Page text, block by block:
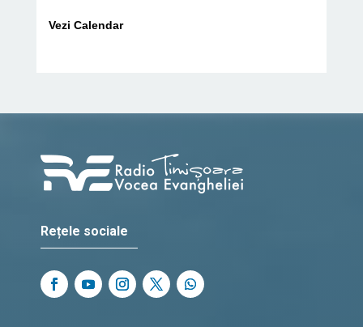
Vezi Calendar
Rețele sociale